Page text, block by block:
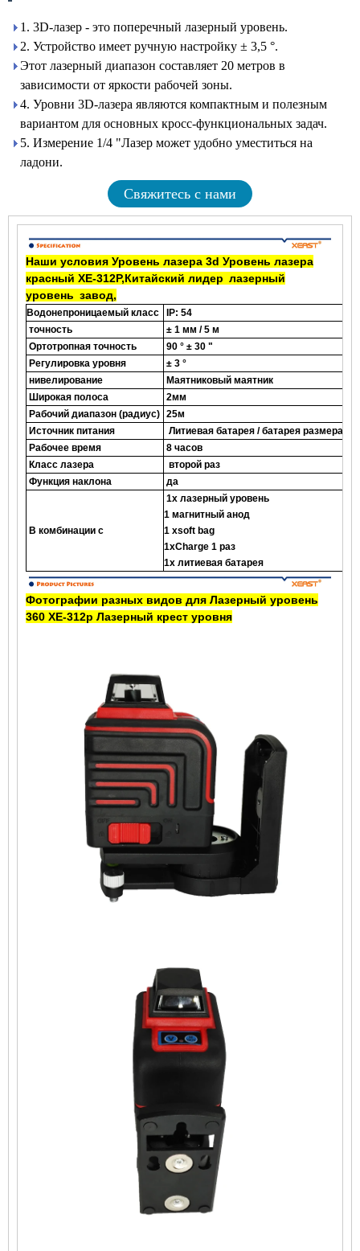
1. 3D-лазер - это поперечный лазерный уровень.
2. Устройство имеет ручную настройку ± 3,5 °.
Этот лазерный диапазон составляет 20 метров в
зависимости от яркости рабочей зоны.
4. Уровни 3D-лазера являются компактным и полезным
вариантом для основных кросс-функциональных задач.
5. Измерение 1/4 "Лазер может удобно уместиться на
ладони.
Свяжитесь с нами
Наши условия Уровень лазера 3d Уровень лазера
красный XE-312Р,Китайский лидер лазерный
уровень завод,
Водонепроницаемый класс
IP: 54
точность
± 1 мм / 5 м
Ортотропная точность
90 ° ± 30 "
Регулировка уровня
± 3 °
нивелирование
Маятниковый маятник
Широкая полоса
2мм
Рабочий диапазон (радиус) 25м
Источник питания
Литиевая батарея / батарея размера
Рабочее время
8 часов
Класс лазера
второй раз
Функция наклона
да
В комбинации с
1x лазерный уровень
1 магнитный анод
1 xsoft bag
1xCharge 1 раз
1x литиевая батарея
Фотографии разных видов для Лазерный уровень
360 XE-312р Лазерный крест уровня